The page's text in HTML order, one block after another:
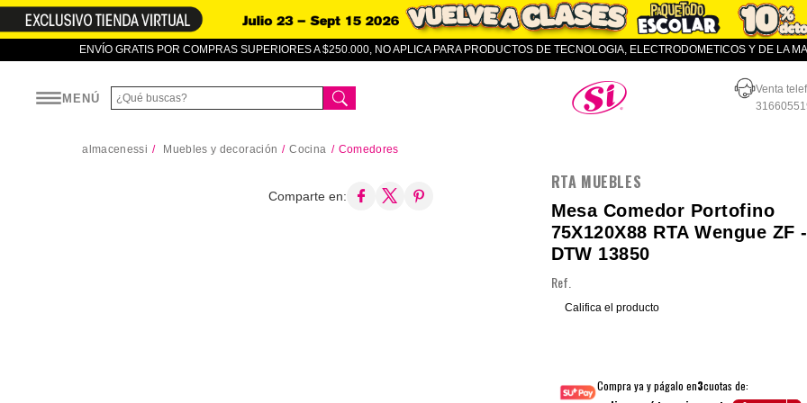
ENVÍO GRATIS POR COMPRAS SUPERIORES A $250.000, NO APLICA PARA PRODUCTOS DE TECNOLOGIA, ELECTRODOMETICOS Y DE LA
MENÚ
Almacenes SI
Venta
almacenessi Muebles y decoración Cocina Comedores
Comparte en:
RTA MUEBLES
Mesa Comedor Portofino
75X120X88 RTA Wengue ZF -
DTW 13850
Ref.
Califica el producto
Compra ya y págalo en3cuotas de: